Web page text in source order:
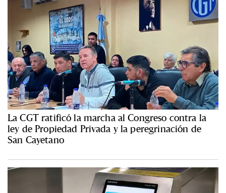
La CGT ratificó la marcha al Congreso contra la
ley de Propiedad Privada y la peregrinación de
San Cayetano